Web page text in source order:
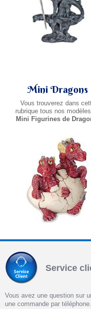
Mini Dragons
Vous trouverez dans
rubrique tous nos
Mini Figurines de
Service
Vous avez une question sur
une commande par